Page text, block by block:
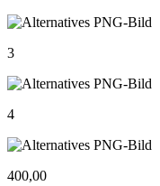
3
4
400,00